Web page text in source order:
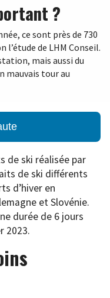
?
ce sont près de 730
l’étude de LHM Conseil.
mais aussi du
mauvais tour au
de ski réalisée par
de ski différents
d’hiver en
et Slovénie.
durée de 6 jours
2023.